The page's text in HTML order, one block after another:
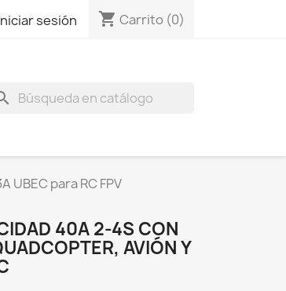
sesión shopping_cart Carrito (0)
para RC FPV
40A 2-4S CON
AVIÓN Y